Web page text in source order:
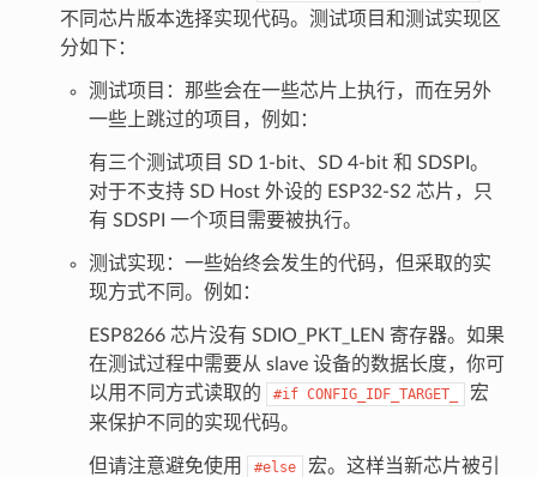
不同芯片版本选择实现代码。测试项目和测试实现区
分如下：
测试项目：那些会在一些芯片上执行，而在另外
一些上跳过的项目，例如：
有三个测试项目 SD 1-bit、SD 4-bit 和 SDSPI。
对于不支持 SD Host 外设的 ESP32-S2 芯片，只
有 SDSPI 一个项目需要被执行。
测试实现：一些始终会发生的代码，但采取的实
现方式不同。例如：
ESP8266 芯片没有 SDIO_PKT_LEN 寄存器。如果
在测试过程中需要从 slave 设备的数据长度，你可
以用不同方式读取的
#if CONFIG_IDF_TARGET_
宏
来保护不同的实现代码。
但请注意避免使用 #else
宏。这样当新芯片被引